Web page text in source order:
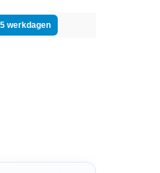
werkdagen